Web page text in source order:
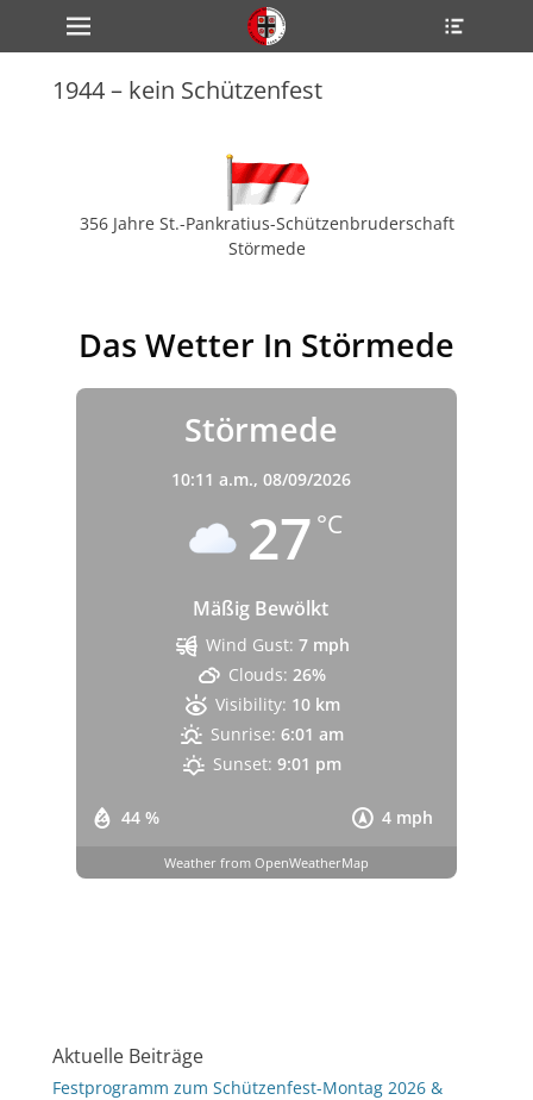
zum
Inhalt
Primärmenü
1944 – kein Schützenfest
356 Jahre St.-Pankratius-Schützenbruderschaft
Störmede
Das Wetter In Störmede
Störmede
10:11 a.m., 08/09/2026
27 °C
Mäßig Bewölkt
44 % 4 mph
Wind Gust: 7 mph
Clouds: 26%
Visibility: 10 km
Sunrise: 6:01 am
Sunset: 9:01 pm
Weather from OpenWeatherMap
Aktuelle Beiträge
Festprogramm zum Schützenfest-Montag 2026 &